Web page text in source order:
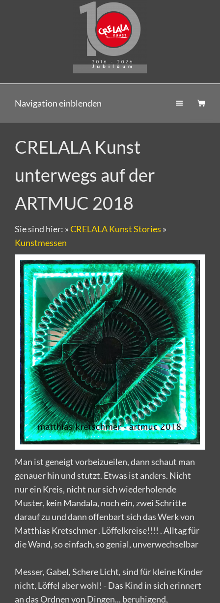
Navigation einblenden
CRELALA Kunst
unterwegs auf der
ARTMUC 2018
Sie sind hier: »CRELALA Kunst Stories »
Kunstmessen
Man ist geneigt vorbeizueilen, dann schaut man
genauer hin und stutzt. Etwas ist anders. Nicht
nur ein Kreis, nicht nur sich wiederholende
Muster, kein Mandala, noch ein, zwei Schritte
darauf zu und dann offenbart sich das Werk von
Matthias Kretschmer . Löffelkreise!!!! . Alltag für
die Wand, so einfach, so genial, unverwechselbar
Messer, Gabel, Schere Licht, sind für kleine Kinder
nicht, Löffel aber wohl! - Das Kind in sich erinnert
an das Ordnen von Dingen... beruhigend,